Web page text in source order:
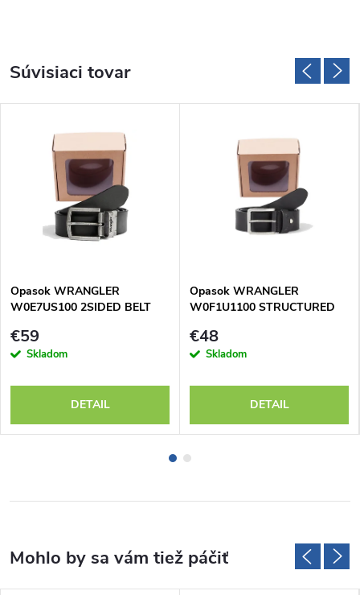
Súvisiaci tovar
Opasok WRANGLER
W0E7US100 2SIDED BELT
€59
Skladom
DETAIL
Opasok WRANGLER
W0F1U1100 STRUCTURED
€48
Skladom
DETAIL